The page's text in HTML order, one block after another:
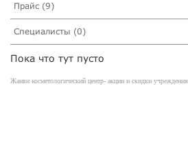
Прайс (9)
Специалисты (0)
Пока что тут пусто
Жанви косметологический центр- акции и скидки учреждения.